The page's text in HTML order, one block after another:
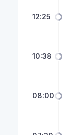
12:25
10:38
08:00